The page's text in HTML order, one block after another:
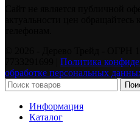
Политика
обработке персональных
Информация
Каталог